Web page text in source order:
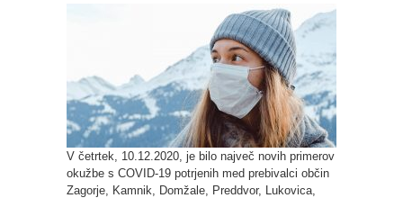
V četrtek, 10.12.2020, je bilo največ novih primerov
okužbe s COVID-19 potrjenih med prebivalci občin
Zagorje, Kamnik, Domžale, Preddvor, Lukovica,